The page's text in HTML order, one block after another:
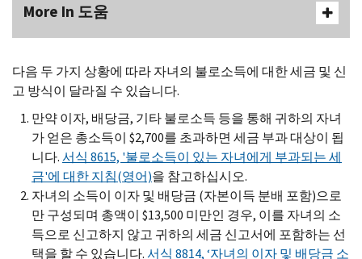
More In 도움
다음 두 가지 상황에 따라 자녀의 불로소득에 대한 세금 및 신
고 방식이 달라질 수 있습니다.
만약 이자, 배당금, 기타 불로소득 등을 통해 귀하의 자녀
가 얻은 총소득이 $2,700를 초과하면 세금 부과 대상이 됩
니다.서식 8615, '불로소득이 있는 자녀에게 부과되는 세
금'에 대한 지침(영어)을 참고하십시오.
자녀의 소득이 이자 및 배당금 (자본이득 분배 포함)으로
만 구성되며 총액이 $13,500 미만인 경우, 이를 자녀의 소
득으로 신고하지 않고 귀하의 세금 신고서에 포함하는 선
택을 할 수 있습니다.서식 8814, ‘자녀의 이자 및 배당금 소